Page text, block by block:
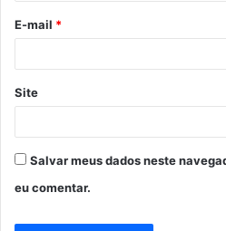
*
E-mail *
Site
Salvar meus dados neste
eu comentar.